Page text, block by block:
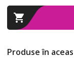
Produse în